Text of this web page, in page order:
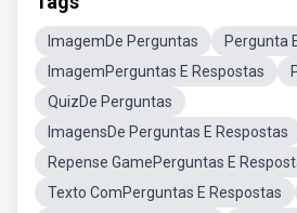
ImagemDe Perguntas
Pergunta
ImagemPerguntas E Respostas
QuizDe Perguntas
ImagensDe Perguntas E Respostas
Repense GamePerguntas E
Texto ComPerguntas E Respostas